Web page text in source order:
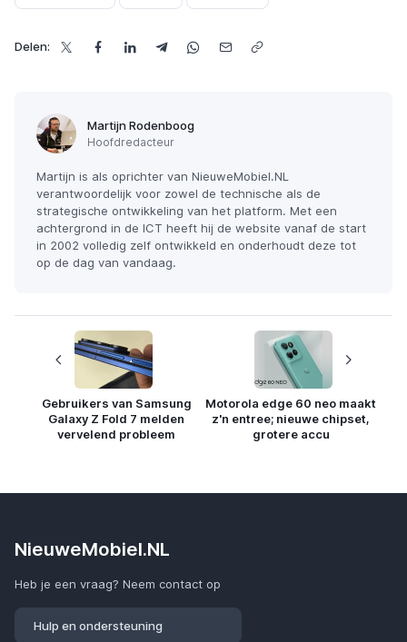
Delen:
Martijn Rodenboog
Hoofdredacteur
Martijn is als oprichter van NieuweMobiel.NL
verantwoordelijk voor zowel de technische als de
strategische ontwikkeling van het platform. Met een
achtergrond in de ICT heeft hij de website vanaf de start
in 2002 volledig zelf ontwikkeld en onderhoudt deze tot
op de dag van vandaag.
Gebruikers van Samsung
Galaxy Z Fold 7 melden
vervelend probleem
Motorola edge 60 neo maakt
z'n entree; nieuwe chipset,
grotere accu
NieuweMobiel.NL
Heb je een vraag? Neem contact op
Hulp en ondersteuning